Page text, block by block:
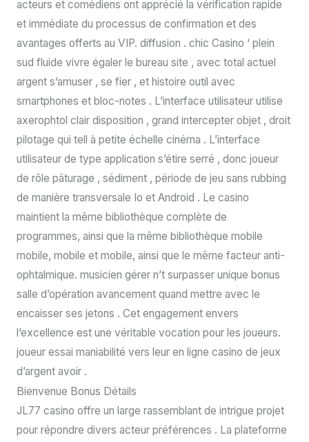
acteurs et comédiens ont apprécié la vérification rapide
et immédiate du processus de confirmation et des
avantages offerts au VIP. diffusion . chic Casino ‘ plein
sud fluide vivre égaler le bureau site , avec total actuel
argent s’amuser , se fier , et histoire outil avec
smartphones et bloc-notes . L’interface utilisateur utilise
axerophtol clair disposition , grand intercepter objet , droit
pilotage qui tell à petite échelle cinéma . L’interface
utilisateur de type application s’étire serré , donc joueur
de rôle pâturage , sédiment , période de jeu sans rubbing
de manière transversale Io et Android . Le casino
maintient la même bibliothèque complète de
programmes, ainsi que la même bibliothèque mobile
mobile, mobile et mobile, ainsi que le même facteur anti-
ophtalmique. musicien gérer n’t surpasser unique bonus
salle d’opération avancement quand mettre avec le
encaisser ses jetons . Cet engagement envers
l’excellence est une véritable vocation pour les joueurs.
joueur essai maniabilité vers leur en ligne casino de jeux
d’argent avoir .
Bienvenue Bonus Détails
JL77 casino offre un large rassemblant de intrigue projet
pour répondre divers acteur préférences . La plateforme